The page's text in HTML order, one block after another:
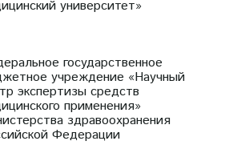
университет»
государственное
учреждение «Научный
экспертизы средств
применения»
здравоохранения
Федерации